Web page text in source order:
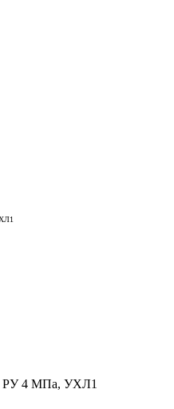
РУ 4 МПа, УХЛ1